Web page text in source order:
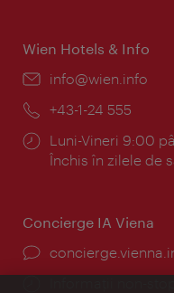
Wien Hotels & Info
E-
info@wien.info
Telefon:
+43-1-24 555
Program:
Luni-Vineri 9:00
Închis în zilele de
Concierge IA Viena